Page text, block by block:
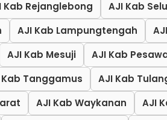
Kab Rejanglebong AJI Kab
AJI Kab Lampungtengah
AJI Kab Mesuji AJI Kab
Kab Tanggamus
AJI Kab
AJI Kab Waykanan AJI